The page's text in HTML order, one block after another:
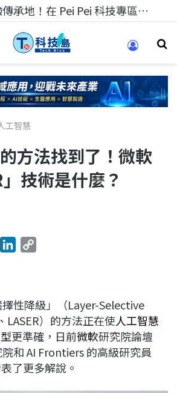
科技人的經驗傳承地！在 Pei Pei 科技專區，與學弟妹交流最硬核的技術
工智慧
方法找到了！微軟
技術是什麼？
e
d
I
n
L
i
n
k
性降級」（Layer-Selective
）的方法正在使人工智慧
更準確，日前微軟研究院論壇
和 AI Frontiers 的高級研究員
了更多解說。